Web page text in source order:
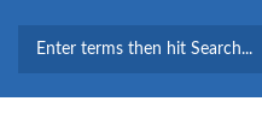
BÚSQUEDA